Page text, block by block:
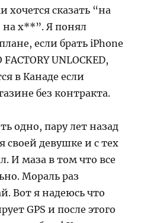
хочется сказать “на
на х**”. Я понял
если брать iPhone
UNLOCKED,
в Канаде если
без контракта.
одно, пару лет назад
своей девушке и с тех
И маза в том что все
Мораль раз
Вот я надеюсь что
GPS и после этого